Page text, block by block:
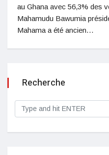
au Ghana avec 56,3% des
Mahamudu Bawumia
Mahama a été ancien…
Recherche